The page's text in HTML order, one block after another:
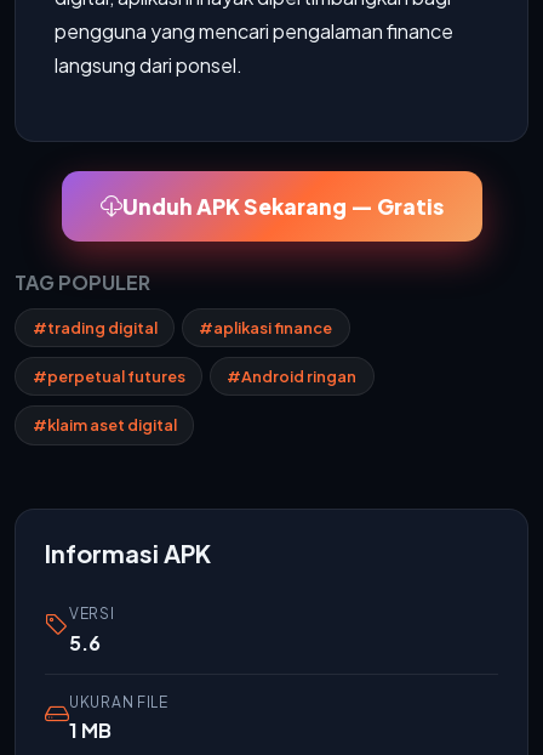
pengguna yang mencari pengalaman finance
langsung dari ponsel.
Unduh APK Sekarang — Gratis
TAG POPULER
#trading digital #aplikasi finance
#perpetual futures #Android ringan
#klaim aset digital
Informasi APK
VERSI
5.6
UKURAN FILE
1 MB